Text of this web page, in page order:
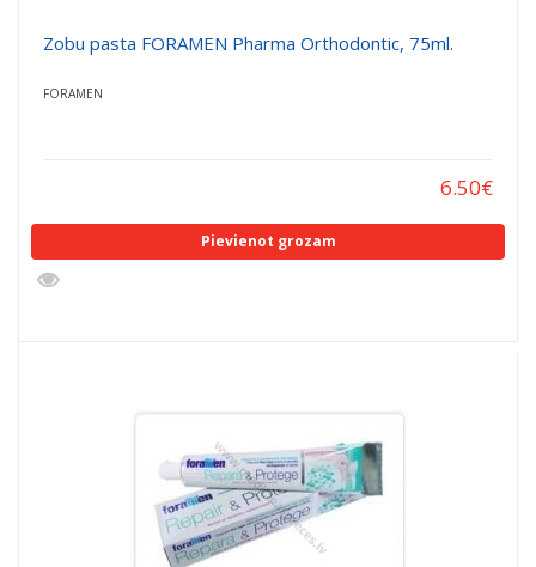
Zobu pasta FORAMEN Pharma Orthodontic, 75ml.
FORAMEN
6.50€
Pievienot grozam